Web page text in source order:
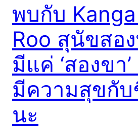
พบกับ
Roo สุนัขสอ
มีแค่ ‘สองขา
มีความสุขกับ
นะ